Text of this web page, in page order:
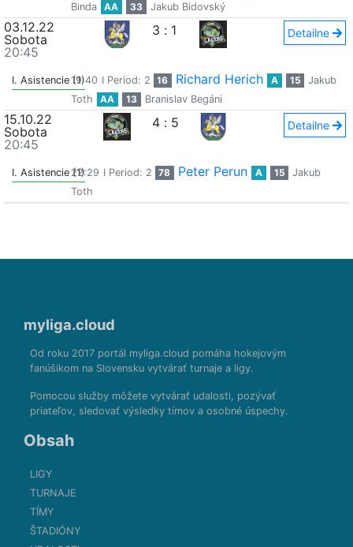
Binda
AA 33 Jakub Bidovský
03.12.22
Sobota
20:45
3 : 1 Detailne
I. Asistencie (1)19:40 I Period: 2 16 Richard Herich A 15
Jakub
Toth
AA 13 Branislav Begáni
15.10.22
Sobota
20:45
4 : 5 Detailne
I. Asistencie (1)22:29 I Period: 2 78 Peter Perun A 15
Jakub
Toth
myliga.cloud
Od roku 2017 portál myliga.cloud pomáha hokejovým
fanúšikom na Slovensku vytvárať turnaje a ligy.
Pomocou služby môžete vytvárať udalosti, pozývať
priateľov, sledovať výsledky tímov a osobné úspechy.
Obsah
LIGY
TURNAJE
TÍMY
ŠTADIÓNY